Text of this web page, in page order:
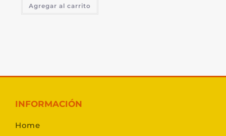
Agregar al carrito
INFORMACIÓN
Home